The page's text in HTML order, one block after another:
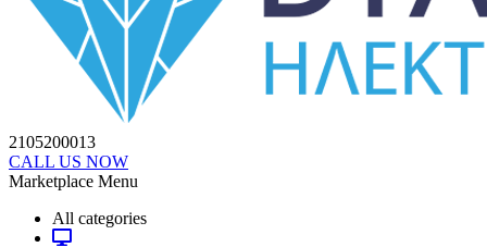
2105200013
CALL US NOW
Marketplace Menu
All categories